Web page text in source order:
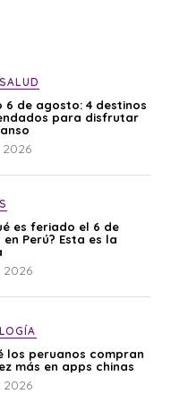
6 de agosto: 4 destinos
para disfrutar
es feriado el 6 de
Perú? Esta es la
los peruanos compran
más en apps chinas